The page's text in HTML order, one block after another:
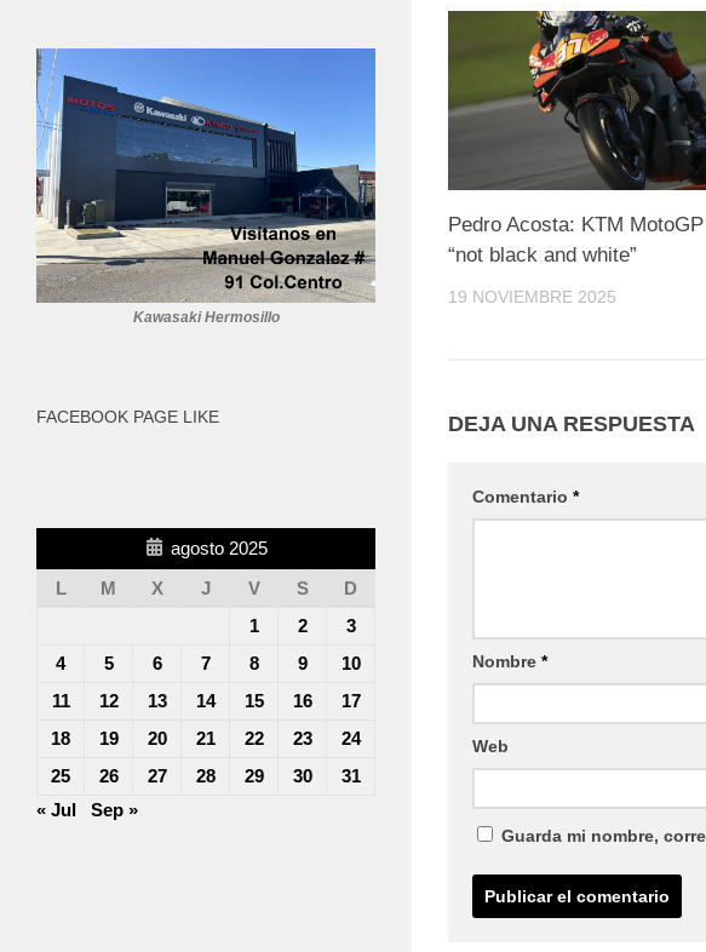
Pedro Acosta: KTM
“not black and white”
19 NOVIEMBRE 2025
DEJA UNA RESPUESTA
Comentario *
Nombre *
Web
Guarda mi nombre,
Kawasaki Hermosillo
FACEBOOK PAGE LIKE
agosto 2025
L
M X J V S
D
1
2
3
4
5 6 7 8 9
10
11
12 13 14 15 16
17
18
19 20 21 22 23
24
25
26 27 28 29 30
31
« Jul
Sep »